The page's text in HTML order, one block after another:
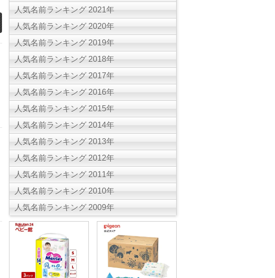
人気名前ランキング 2021年
人気名前ランキング 2020年
人気名前ランキング 2019年
人気名前ランキング 2018年
人気名前ランキング 2017年
人気名前ランキング 2016年
人気名前ランキング 2015年
人気名前ランキング 2014年
人気名前ランキング 2013年
人気名前ランキング 2012年
人気名前ランキング 2011年
人気名前ランキング 2010年
人気名前ランキング 2009年